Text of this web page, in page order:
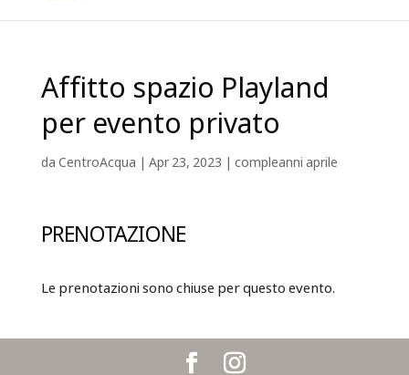
Affitto spazio Playland
per evento privato
daCentroAcqua | Apr 23, 2023 | compleanni aprile
PRENOTAZIONE
Le prenotazioni sono chiuse per questo evento.